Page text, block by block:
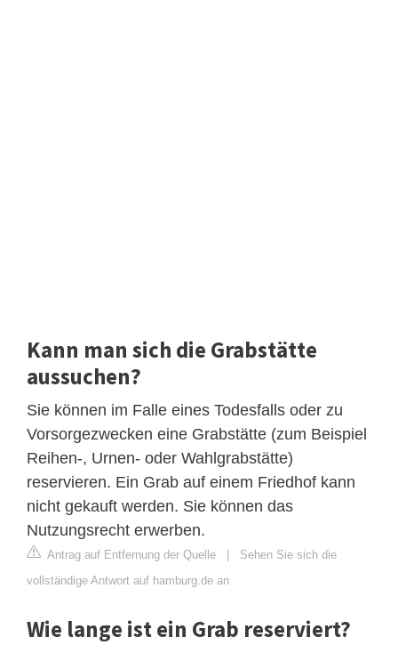
Kann man sich die Grabstätte
aussuchen?
Sie können im Falle eines Todesfalls oder zu
Vorsorgezwecken eine Grabstätte (zum Beispiel
Reihen-, Urnen- oder Wahlgrabstätte)
reservieren. Ein Grab auf einem Friedhof kann
nicht gekauft werden. Sie können das
Nutzungsrecht erwerben.
Antrag auf Entfernung der Quelle
Sehen Sie sich die
vollständige Antwort auf hamburg.de an
Wie lange ist ein Grab reserviert?